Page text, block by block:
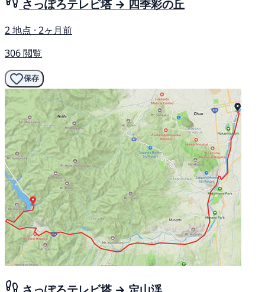
さっぽろテレビ塔 → 四季彩の丘
2 地点 · 2ヶ月前
306 閲覧
保存